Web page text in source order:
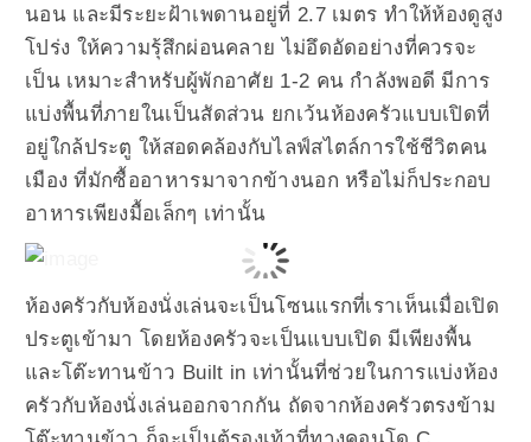
นอน และมีระยะฝ้าเพดานอยู่ที่ 2.7 เมตร ทำให้ห้องดูสูง
โปร่ง ให้ความรุ้สึกผ่อนคลาย ไม่อึดอัดอย่างที่ควรจะ
เป็น เหมาะสำหรับผู้พักอาศัย 1-2 คน กำลังพอดี มีการ
แบ่งพื้นที่ภายในเป็นสัดส่วน ยกเว้นห้องครัวแบบเปิดที่
อยู่ใกล้ประตู ให้สอดคล้องกับไลฟ์สไตล์การใช้ชีวิตคน
เมือง ที่มักซื้ออาหารมาจากข้างนอก หรือไม่ก็ประกอบ
อาหารเพียงมื้อเล็กๆ เท่านั้น
ห้องครัวกับห้องนั่งเล่นจะเป็นโซนแรกที่เราเห็นเมื่อเปิด
ประตูเข้ามา โดยห้องครัวจะเป็นแบบเปิด มีเพียงพื้น
และโต๊ะทานข้าว Built in เท่านั้นที่ช่วยในการแบ่งห้อง
ครัวกับห้องนั่งเล่นออกจากกัน ถัดจากห้องครัวตรงข้าม